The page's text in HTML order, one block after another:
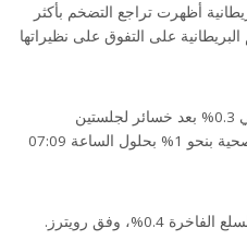
أظهرت تراجع التضخم بأكثر
على التفوق على نظيراتها
وصعد المؤشر ستوكس 600 الأوروبي 0.3% بعد خسائر لجلستين
متتاليتين، مع ارتفاع أسهم الرعاية الصحية بنحو 1% بحلول الساعة 07:09
وفق رويترز.